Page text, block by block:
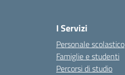
I Servizi
Personale scolastico
Famiglie e studenti
Percorsi di studio